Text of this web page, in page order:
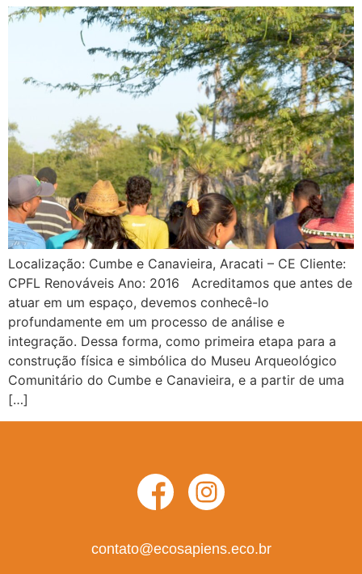
Localização: Cumbe e Canavieira, Aracati – CE Cliente:
CPFL Renováveis Ano: 2016 Acreditamos que antes de
atuar em um espaço, devemos conhecê-lo
profundamente em um processo de análise e
integração. Dessa forma, como primeira etapa para a
construção física e simbólica do Museu Arqueológico
Comunitário do Cumbe e Canavieira, e a partir de uma
[…]
contato@ecosapiens.eco.br